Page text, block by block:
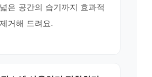
은 공간의 습기까지 효과적
거해 드려요.